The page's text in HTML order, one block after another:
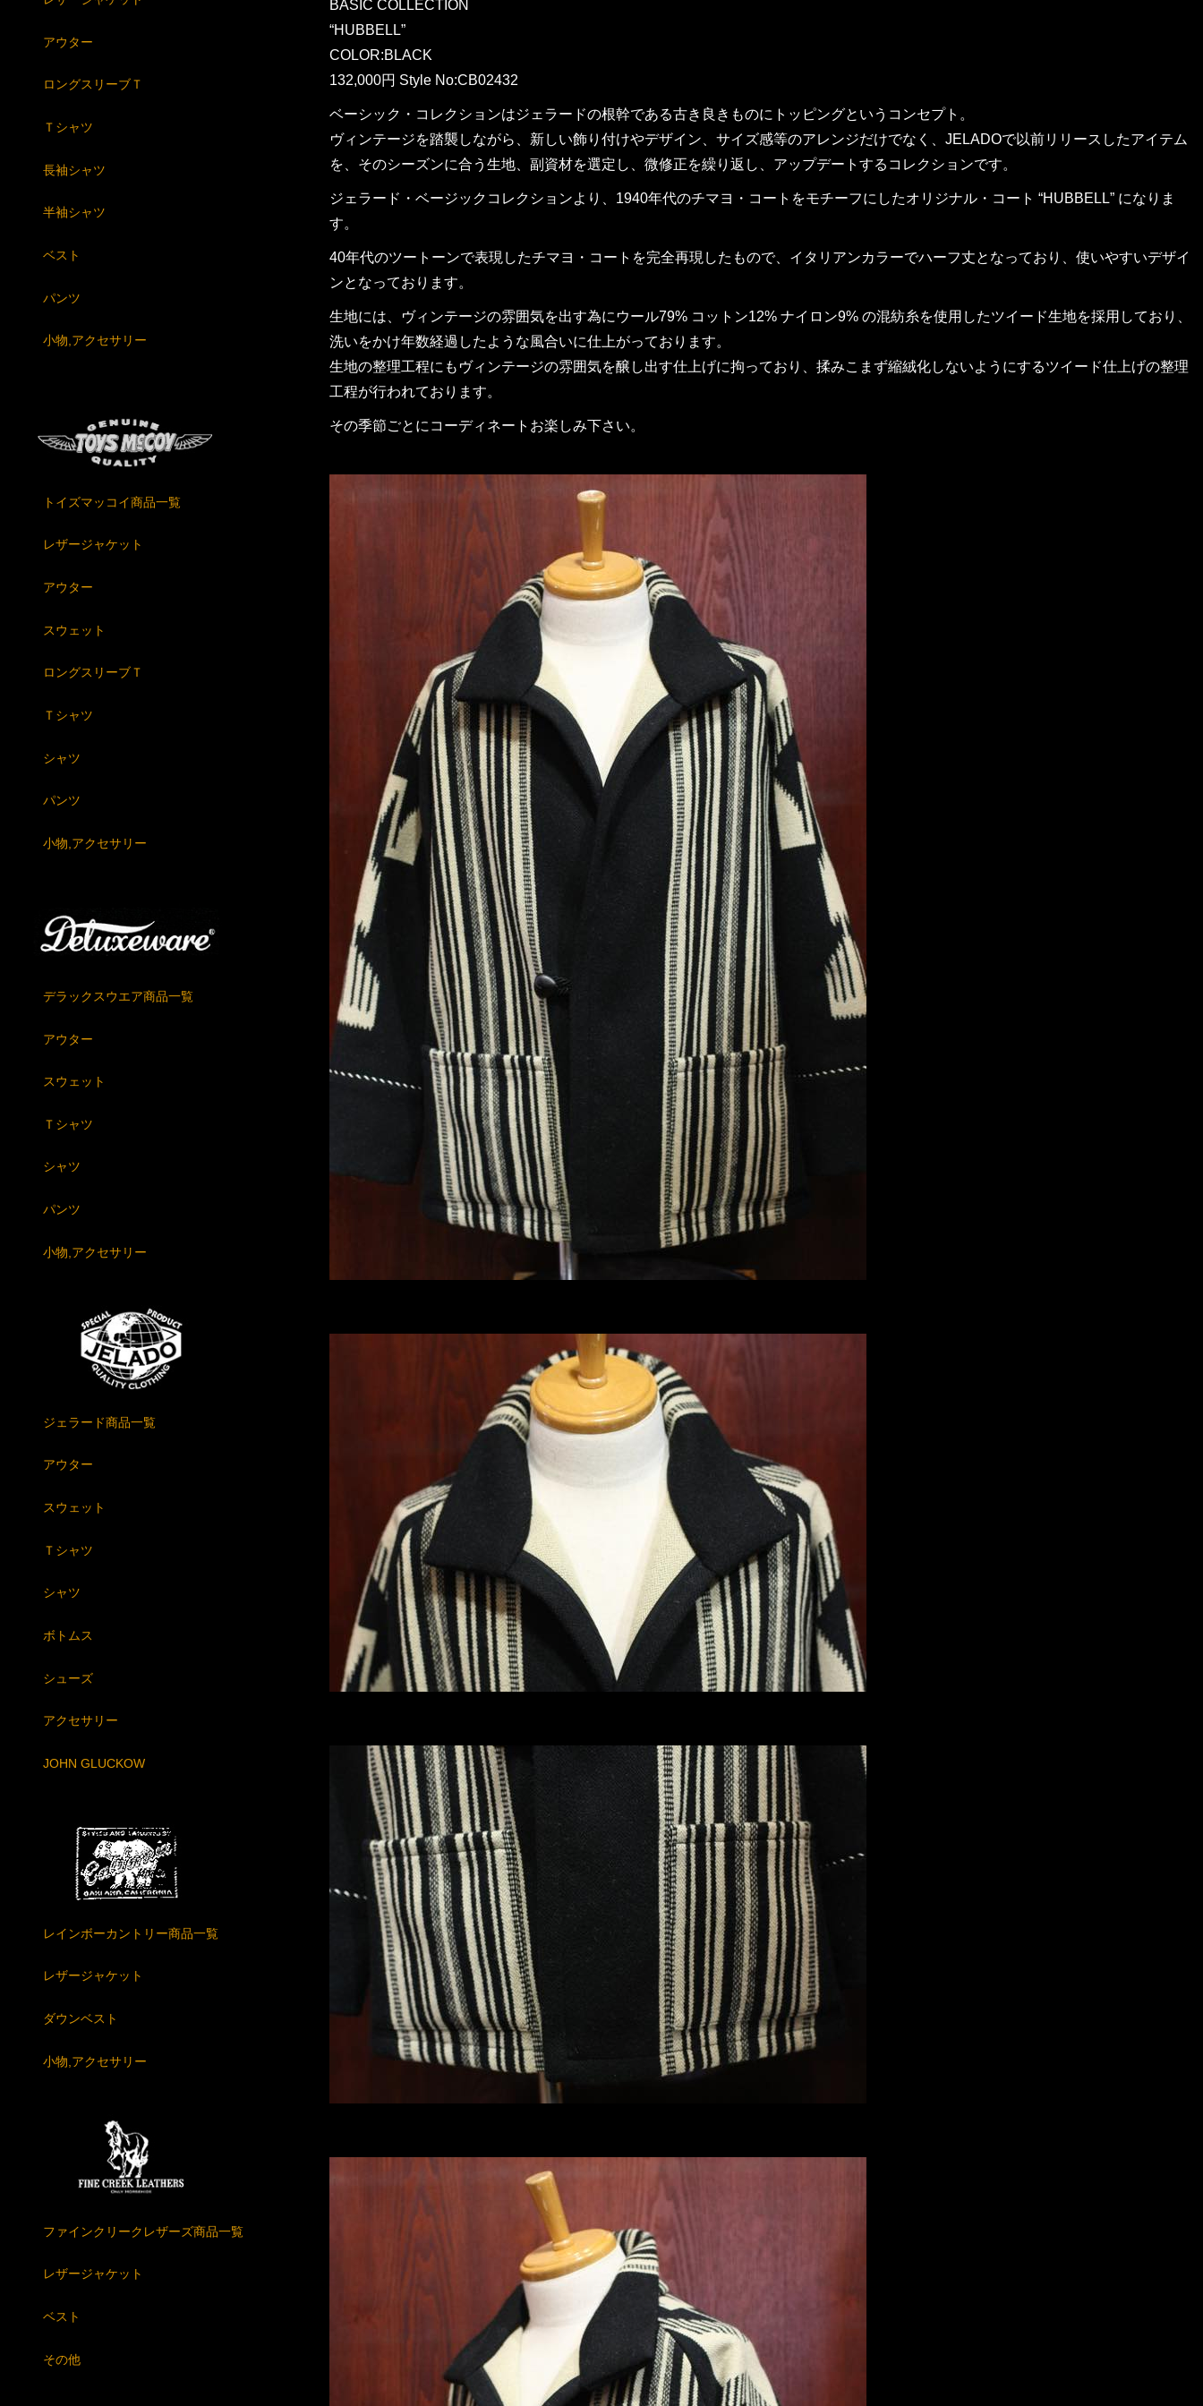
BASIC COLLECTION
“HUBBELL”
COLOR:BLACK
132,000円 Style No:CB02432
ベーシック・コレクションはジェラードの根幹である古き良きものにトッピングというコンセプト。
ヴィンテージを踏襲しながら、新しい飾り付けやデザイン、サイズ感等のアレンジだけでなく、JELADOで以前リリースしたアイテム
を、そのシーズンに合う生地、副資材を選定し、微修正を繰り返し、アップデートするコレクションです。
ジェラード・ベージックコレクションより、1940年代のチマヨ・コートをモチーフにしたオリジナル・コート “HUBBELL” になりま
す。
40年代のツートーンで表現したチマヨ・コートを完全再現したもので、イタリアンカラーでハーフ丈となっており、使いやすいデザイ
ンとなっております。
生地には、ヴィンテージの雰囲気を出す為にウール79% コットン12% ナイロン9% の混紡糸を使用したツイード生地を採用しており、
洗いをかけ年数経過したような風合いに仕上がっております。
生地の整理工程にもヴィンテージの雰囲気を醸し出す仕上げに拘っており、揉みこまず縮絨化しないようにするツイード仕上げの整理
工程が行われております。
その季節ごとにコーディネートお楽しみ下さい。
アウター
ロングスリーブＴ
Ｔシャツ
長袖シャツ
半袖シャツ
ベスト
パンツ
小物,アクセサリー
トイズマッコイ商品一覧
レザージャケット
アウター
スウェット
ロングスリーブＴ
Ｔシャツ
シャツ
パンツ
小物,アクセサリー
デラックスウエア商品一覧
アウター
スウェット
Ｔシャツ
シャツ
パンツ
小物,アクセサリー
ジェラード商品一覧
アウター
スウェット
Ｔシャツ
シャツ
ボトムス
シューズ
アクセサリー
JOHN GLUCKOW
レインボーカントリー商品一覧
レザージャケット
ダウンベスト
小物,アクセサリー
ファインクリークレザーズ商品一覧
レザージャケット
ベスト
その他